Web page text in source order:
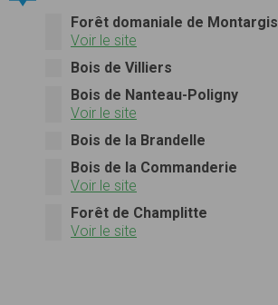
Forêt domaniale de Montargis
Voir le site
Bois de Villiers
Bois de Nanteau-Poligny
Voir le site
Bois de la Brandelle
Bois de la Commanderie
Voir le site
Forêt de Champlitte
Voir le site